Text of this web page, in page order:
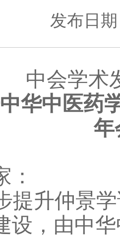
发布日
中会学术
华中医药
年
升仲景学
设，由中